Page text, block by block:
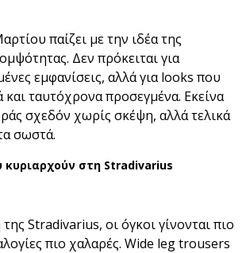
παίζει με την ιδέα της
Δεν πρόκειται για
εμφανίσεις, αλλά για looks που
ταυτόχρονα προσεγμένα. Εκείνα
σχεδόν χωρίς σκέψη, αλλά τελικά
σωστά.
κυριαρχούν στη Stradivarius
Stradivarius, οι όγκοι γίνονται πιο
πιο χαλαρές. Wide leg trousers